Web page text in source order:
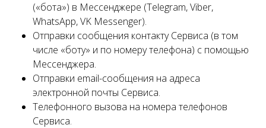
(«бота») в Мессенджере (Telegram, Viber,
WhatsApp, VK Messenger).
Отправки сообщения контакту Сервиса (в том
числе «боту» и по номеру телефона) с помощью
Мессенджера.
Отправки email-сообщения на адреса
электронной почты Сервиса.
Телефонного вызова на номера телефонов
Сервиса.